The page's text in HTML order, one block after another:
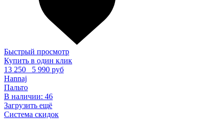
Быстрый просмотр
Купить в один клик
13 250
5 990 руб
Hannaj
Пальто
В наличии: 46
Загрузить ещё
Система скидок